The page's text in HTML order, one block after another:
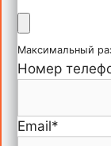
Максимальный
Номер
Email*